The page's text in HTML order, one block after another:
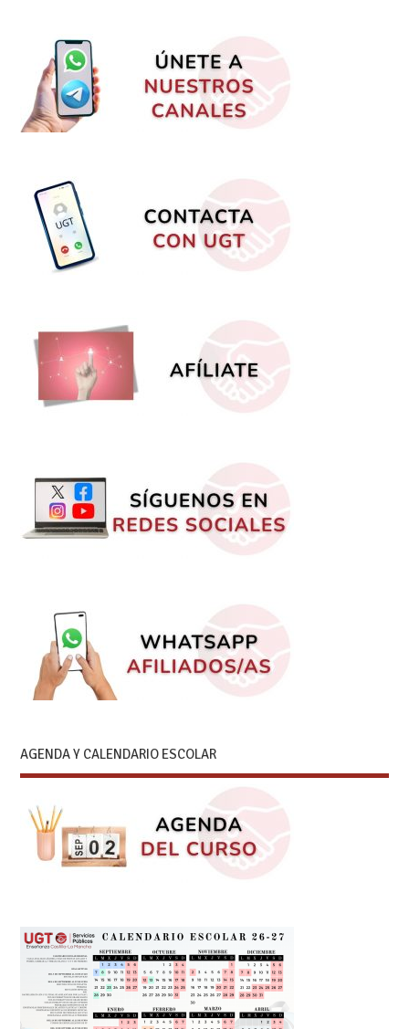
AGENDA Y CALENDARIO ESCOLAR